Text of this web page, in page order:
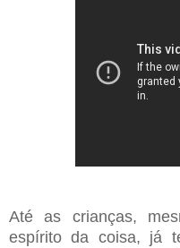
Até as crianças,
espírito da coisa, já